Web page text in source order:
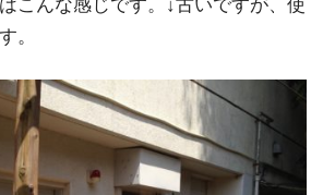
こんな感じです。↓古いですが、使
。